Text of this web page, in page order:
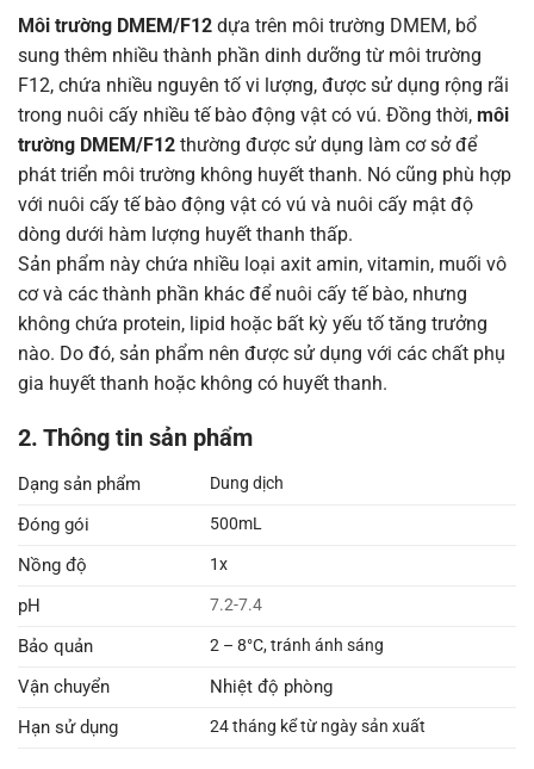
Môi trường DMEM/F12 dựa trên môi trường DMEM, bổ
sung thêm nhiều thành phần dinh dưỡng từ môi trường
F12, chứa nhiều nguyên tố vi lượng, được sử dụng rộng rãi
trong nuôi cấy nhiều tế bào động vật có vú. Đồng thời, môi
trường DMEM/F12 thường được sử dụng làm cơ sở để
phát triển môi trường không huyết thanh. Nó cũng phù hợp
với nuôi cấy tế bào động vật có vú và nuôi cấy mật độ
dòng dưới hàm lượng huyết thanh thấp.
Sản phẩm này chứa nhiều loại axit amin, vitamin, muối vô
cơ và các thành phần khác để nuôi cấy tế bào, nhưng
không chứa protein, lipid hoặc bất kỳ yếu tố tăng trưởng
nào. Do đó, sản phẩm nên được sử dụng với các chất phụ
gia huyết thanh hoặc không có huyết thanh.
2. Thông tin sản phẩm
Dạng sản phẩm Dung dịch
Đóng gói 500mL
Nồng độ 1x
pH 7.2-7.4
Bảo quản 2 – 8°C, tránh ánh sáng
Vận chuyển
Nhiệt độ phòng
Hạn sử dụng
24 tháng kể từ ngày sản xuất